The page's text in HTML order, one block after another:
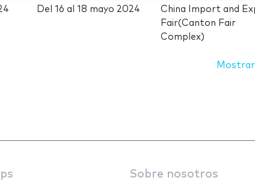
Del16 al18 mayo 2024
China Import and
Fair(Canton Fair
Complex)
Mostrar
Sobre nosotros